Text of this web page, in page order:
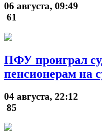
06 августа, 09:49
61
ПФУ проиграл
пенсионерам на
04 августа, 22:12
85